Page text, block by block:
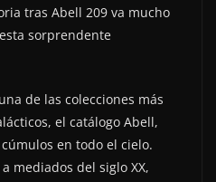
tras Abell 209 va mucho
sorprendente
de las colecciones más
el catálogo Abell,
en todo el cielo.
mediados del siglo XX,